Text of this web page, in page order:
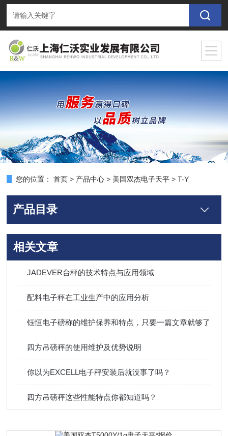
您的位置： 首页 > 产品中心 > 美国双杰电子天平 >T-Y
产品目录
相关文章
JADEVER台秤的技术特点与应用领域
配料电子秤在工业生产中的应用分析
钰恒电子磅称的维护保养和特点，只要一篇文章就够了
四方吊磅秤的使用维护及优势说明
你以为EXCELL电子秤安装后就没事了吗？
四方吊磅秤这些性能特点你都知道吗？